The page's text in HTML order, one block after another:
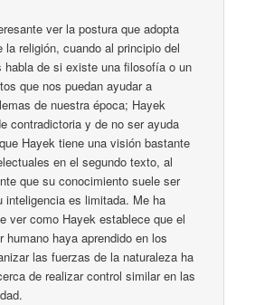
ver la postura que adopta
la religión, cuando al principio del
habla de si existe una filosofía o un
que nos puedan ayudar a
de nuestra época; Hayek
contradictoria y de no ser ayuda
Hayek tiene una visión bastante
en el segundo texto, al
que su conocimiento suele ser
inteligencia es limitada. Me ha
ver como Hayek establece que el
humano haya aprendido en los
las fuerzas de la naturaleza ha
de realizar control similar en las